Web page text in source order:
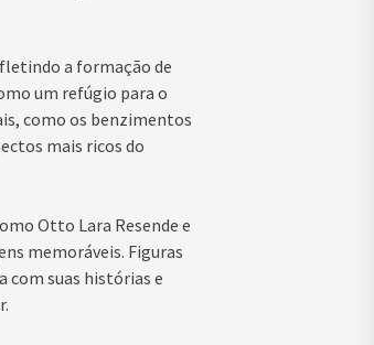
a formação de
um refúgio para o
como os benzimentos
mais ricos do
Otto Lara Resende e
memoráveis. Figuras
com suas histórias e